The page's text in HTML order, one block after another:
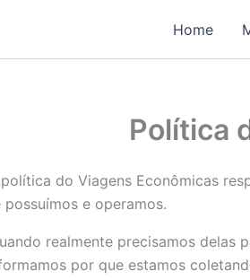
Home
Política
do Viagens Econômicas
e operamos.
realmente precisamos
por que estamos